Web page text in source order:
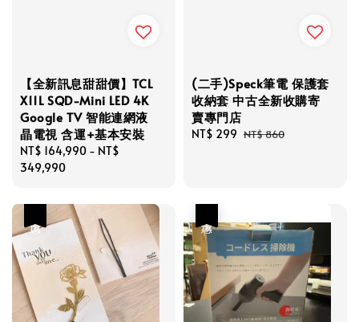
【全新訊息甜甜價】TCL
X11L SQD-Mini LED 4K
Google TV 智能連網液
晶電視 含運+基本安裝
Regular
price
NT$ 164,990 - NT$
349,990
(二手)Speck筆電 保護套
收納套 中古全新收購寄
賣專門店
Sale
NT$ 299 Regular
NT$ 860